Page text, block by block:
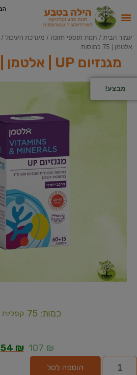
עמוד הבית / חנות תוספי תזונה / מערכת העיכול /
אלטמן | 75 כמוסות
מגנזיום UP | אלטמן | 75 כמוסות
מבצע!
כמות: 75 קפליות
107 ₪
54 ₪
הוספה לסל